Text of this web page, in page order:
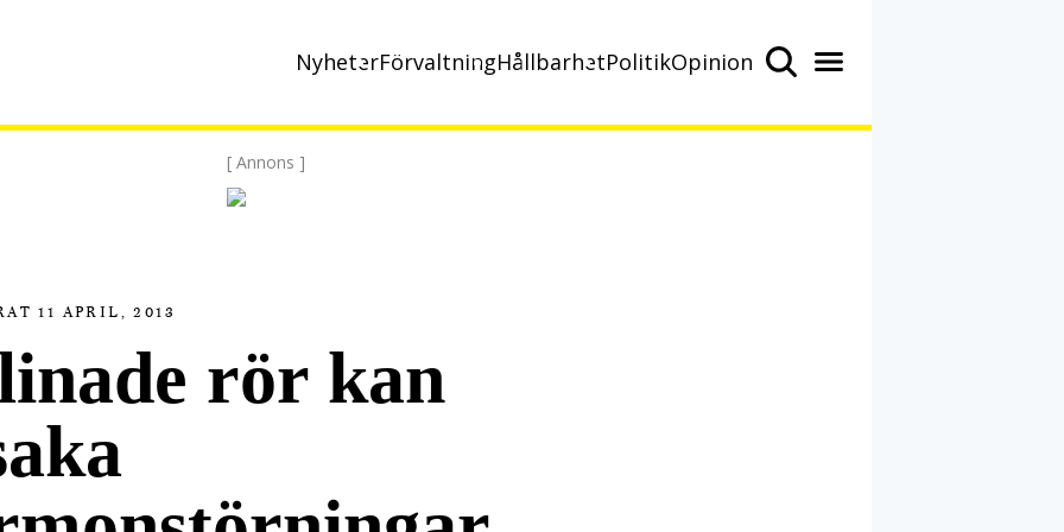
NyheterFörvaltningHållbarhetPolitikOpinion
[ Annons ]
11 APRIL, 2013
rör kan